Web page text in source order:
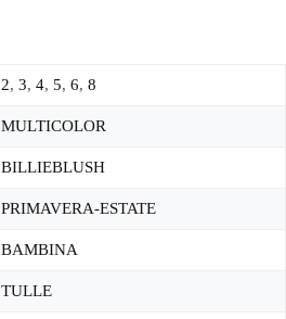
2, 3, 4, 5, 6, 8
MULTICOLOR
BILLIEBLUSH
PRIMAVERA-ESTATE
BAMBINA
TULLE